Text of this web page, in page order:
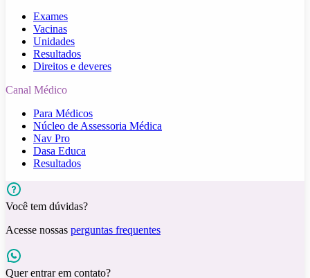
Exames
Vacinas
Unidades
Resultados
Direitos e deveres
Canal Médico
Para Médicos
Núcleo de Assessoria Médica
Nav Pro
Dasa Educa
Resultados
Você tem dúvidas?
Acesse nossas perguntas frequentes
Quer entrar em contato?